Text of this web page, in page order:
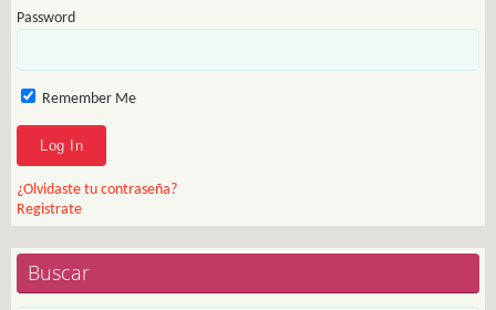
Password
Remember Me
¿Olvidaste tu contraseña?
Registrate
Buscar